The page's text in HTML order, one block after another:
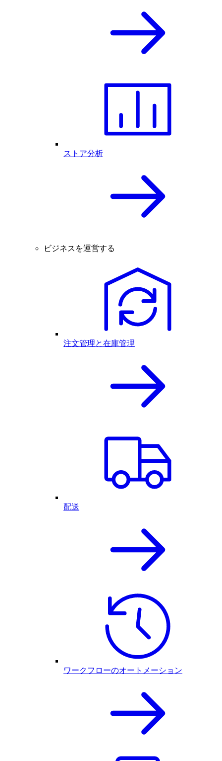
ストア分析
ビジネスを運営する
注文管理と在庫管理
配送
ワークフローのオートメーション